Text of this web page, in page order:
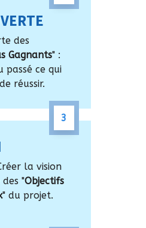
des
Gagnants" :
passé ce qui
réussir.
3
la vision
"Objectifs
" du projet.